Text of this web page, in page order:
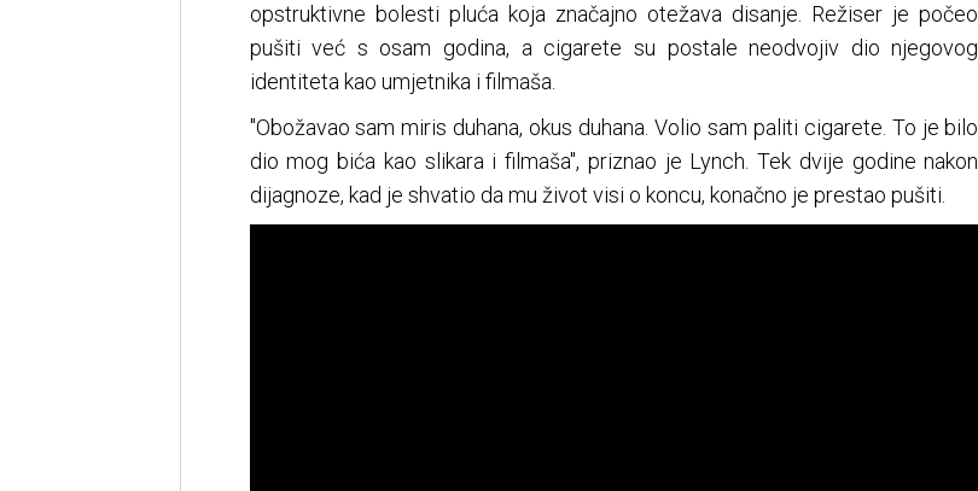
opstruktivne bolesti pluća koja značajno otežava disanje. Režiser je počeo
pušiti već s osam godina, a cigarete su postale neodvojiv dio njegovog
identiteta kao umjetnika i filmaša.
"Obožavao sam miris duhana, okus duhana. Volio sam paliti cigarete. To je bilo
dio mog bića kao slikara i filmaša", priznao je Lynch. Tek dvije godine nakon
dijagnoze, kad je shvatio da mu život visi o koncu, konačno je prestao pušiti.